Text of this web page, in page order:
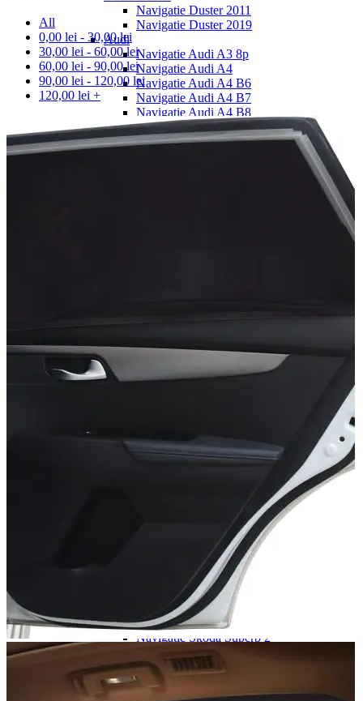
Navigatie Duster 2011
Navigatie Duster 2019
Audi
Navigatie Audi A3 8p
Navigatie Audi A4
Navigatie Audi A4 B6
Navigatie Audi A4 B7
Navigatie Audi A4 B8
Navigatie Audi A5
Navigatie Audi A6 C5
Navigație Mercedes C Class W204
Navigație Mercedes W204
Navigație Passat B5 5
Navigație Passat B6
Navigație Skoda Fabia 1
Navigație Skoda Fabia 2
Navigație Skoda Octavia 1
Navigație Skoda Octavia 2
Navigație Skoda Octavia 3
Navigație Skoda Rapid
Navigație Skoda Superb 1
Navigație Skoda Superb 2
Navigație Toyota Avensis T25
Portbagaj Plafon Auto
Sub 350 Litri
Peste 350 Litri
All
0,00 lei - 30,00lei
30,00 lei - 60,00lei
60,00 lei - 90,00lei
90,00 lei - 120,00 lei
120,00 lei +